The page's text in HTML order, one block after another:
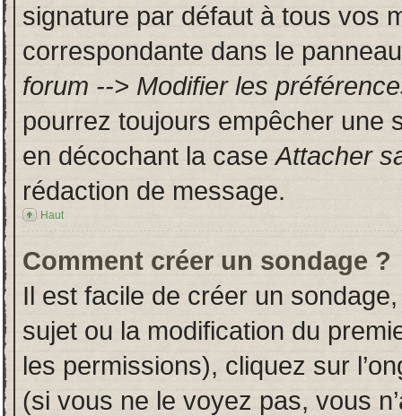
signature par défaut à tous vos
correspondante dans le
forum --> Modifier les
pourrez toujours empêcher une
en décochant la caseAttacher
rédaction de message.
Haut
Comment créer un sondage ?
Il est facile de créer un
sujet ou la modification du
les permissions), cliquez sur
(si vous ne le voyez pas, vous